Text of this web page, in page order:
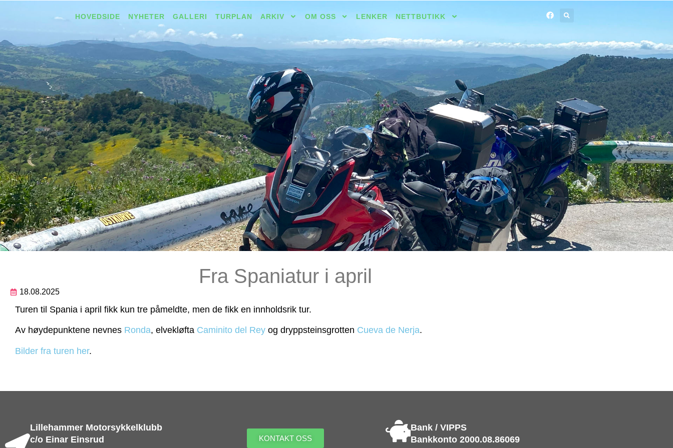
HOVEDSIDE NYHETER GALLERI TURPLAN ARKIV OM OSS LENKER NETTBUTIKK
Fra Spaniatur i april
18.08.2025
Turen til Spania i april fikk kun tre påmeldte, men de fikk en innholdsrik tur.
Av høydepunktene nevnes Ronda, elvekløfta Caminito del Rey og dryppsteinsgrotten Cueva de Nerja.
Bilder fra turen her.
Lillehammer Motorsykkelklubb
c/o Einar Einsrud
KONTAKT OSS
Bank / VIPPS
Bankkonto 2000.08.86069